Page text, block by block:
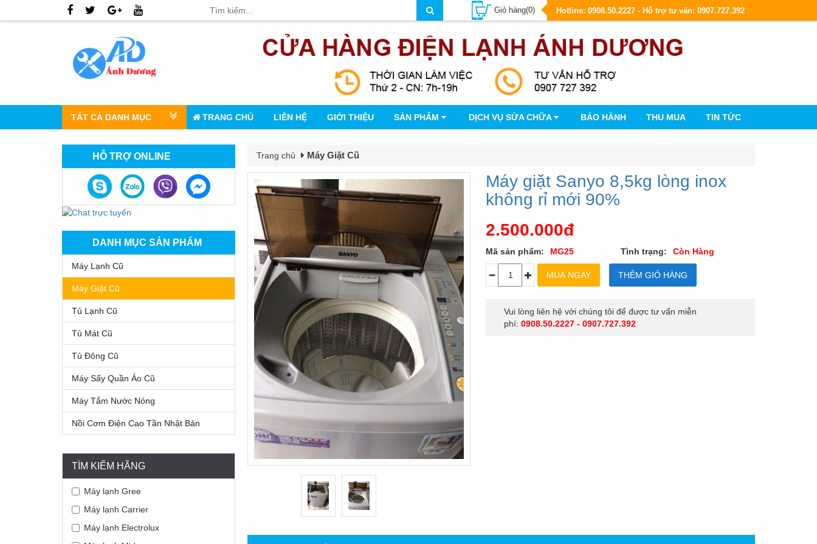
Giỏ hàng(0) Hotline: 0908.50.2227 - Hỗ trợ tư vấn: 0907.727.392
TẤT CẢ DANH MỤC TRANG CHỦ LIÊN HỆ GIỚI THIỆU SẢN PHẨM DỊCH VỤ SỬA CHỮA BẢO HÀNH THU MUA TIN TỨC
HỖ TRỢ ONLINE
DANH MỤC SẢN PHẨM
Máy Lạnh Cũ
Máy Giặt Cũ
Tủ Lạnh Cũ
Tủ Mát Cũ
Tủ Đông Cũ
Máy Sấy Quần Áo Cũ
Máy Tắm Nước Nóng
Nồi Cơm Điện Cao Tần Nhật Bản
TÌM KIẾM HÃNG
Máy lạnh Gree
Máy lạnh Carrier
Máy lạnh Electrolux
Trang chủ Máy Giặt Cũ
Máy giặt Sanyo 8,5kg lòng inox
không rỉ mới 90%
2.500.000đ
Mã sản phẩm: MG25 Tình trạng: Còn Hàng
Vui lòng liên hệ với chúng tôi để được tư vấn miễn
phí:0908.50.2227 - 0907.727.392